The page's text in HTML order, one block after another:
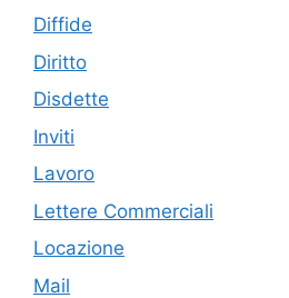
Diffide
Diritto
Disdette
Inviti
Lavoro
Lettere Commerciali
Locazione
Mail